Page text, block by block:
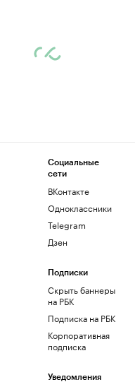
Социальные
сети
ВКонтакте
Одноклассники
Telegram
Дзен
Подписки
Скрыть баннеры
на РБК
Подписка на РБК
Корпоративная
подписка
Уведомления